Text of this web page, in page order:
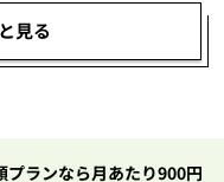
見る
プランなら月あたり900円